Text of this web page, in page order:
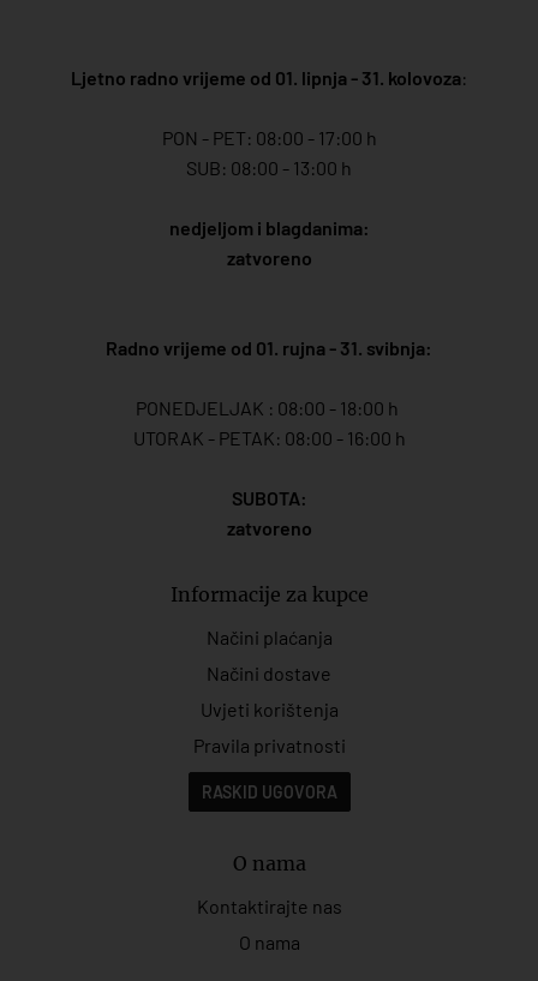
Ljetno radno vrijeme od 01. lipnja - 31. kolovoza:
PON - PET: 08:00 - 17:00 h
SUB: 08:00 - 13:00 h
nedjeljom i blagdanima:
zatvoreno
Radno vrijeme od 01. rujna - 31. svibnja:
PONEDJELJAK : 08:00 - 18:00 h
UTORAK - PETAK: 08:00 - 16:00 h
SUBOTA:
zatvoreno
Informacije za kupce
Načini plaćanja
Načini dostave
Uvjeti korištenja
Pravila privatnosti
RASKID UGOVORA
O nama
Kontaktirajte nas
O nama